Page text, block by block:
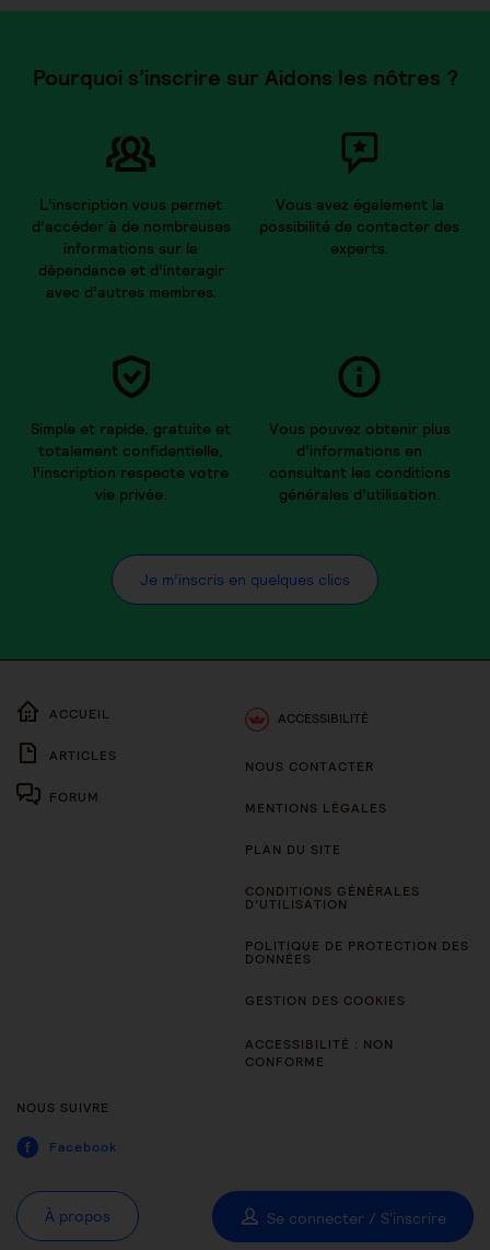
Pourquoi s’inscrire sur Aidons les nôtres ?
L’inscription vous permet
d’accéder à de nombreuses
informations sur la
dépendance et d’interagir
avec d’autres membres.
Vous avez également la
possibilité de contacter des
experts.
Simple et rapide, gratuite et
totalement confidentielle,
l’inscription respecte votre
vie privée.
Vous pouvez obtenir plus
d’informations en
consultant les conditions
générales d’utilisation.
Je m’inscris en quelques clics
ACCUEIL
ARTICLES
FORUM
ACCESSIBILITÉ
NOUS CONTACTER
MENTIONS LÉGALES
PLAN DU SITE
CONDITIONS GÉNÉRALES
D’UTILISATION
POLITIQUE DE PROTECTION DES
DONNÉES
GESTION DES COOKIES
ACCESSIBILITÉ : NON
CONFORME
NOUS SUIVRE
Facebook
À propos Se connecter / S'inscrire